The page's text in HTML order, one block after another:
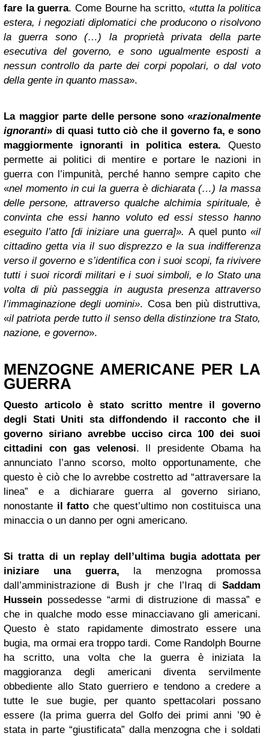
fare la guerra. Come Bourne ha scritto, «tutta la politica
estera, i negoziati diplomatici che producono o risolvono
la guerra sono (…) la proprietà privata della parte
esecutiva del governo, e sono ugualmente esposti a
nessun controllo da parte dei corpi popolari, o dal voto
della gente in quanto massa».
La maggior parte delle persone sono «razionalmente
ignoranti» di quasi tutto ciò che il governo fa, e sono
maggiormente ignoranti in politica estera. Questo
permette ai politici di mentire e portare le nazioni in
guerra con l’impunità, perché hanno sempre capito che
«nel momento in cui la guerra è dichiarata (…) la massa
delle persone, attraverso qualche alchimia spirituale, è
convinta che essi hanno voluto ed essi stesso hanno
eseguito l’atto [di iniziare una guerra]». A quel punto«il
cittadino getta via il suo disprezzo e la sua indifferenza
verso il governo e s’identifica con i suoi scopi, fa rivivere
tutti i suoi ricordi militari e i suoi simboli, e lo Stato una
volta di più passeggia in augusta presenza attraverso
l’immaginazione degli uomini». Cosa ben più distruttiva,
«il patriota perde tutto il senso della distinzione tra Stato,
nazione, e governo».
MENZOGNE AMERICANE PER LA
GUERRA
Questo articolo è stato scritto mentre il governo
degli Stati Uniti sta diffondendo il racconto che il
governo siriano avrebbe ucciso circa 100 dei suoi
cittadini con gas velenosi. Il presidente Obama ha
annunciato l’anno scorso, molto opportunamente, che
questo è ciò che lo avrebbe costretto ad “attraversare la
linea” e a dichiarare guerra al governo siriano,
nonostante il fatto che quest’ultimo non costituisca una
minaccia o un danno per ogni americano.
Si tratta di un replaydell’ultima bugia adottata per
iniziare una guerra, la menzogna promossa
dall’amministrazione di Bush jr che l’Iraq di Saddam
Hussein possedesse “armi di distruzione di massa” e
che in qualche modo esse minacciavano gli americani.
Questo è stato rapidamente dimostrato essere una
bugia, ma ormai era troppo tardi. Come Randolph Bourne
ha scritto, una volta che la guerra è iniziata la
maggioranza degli americani diventa servilmente
obbediente allo Stato guerriero e tendono a credere a
tutte le sue bugie, per quanto spettacolari possano
essere (la prima guerra del Golfo dei primi anni ’90 è
stata in parte “giustificata” dalla menzogna che i soldati